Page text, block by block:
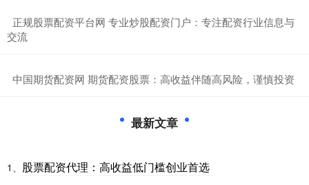
​正规股票配资平台网 专业炒股配资门户：专注配资行业信息与
交流
​中国期货配资网 期货配资股票：高收益伴随高风险，谨慎投资
最新文章
1、 股票配资代理：高收益低门槛创业首选